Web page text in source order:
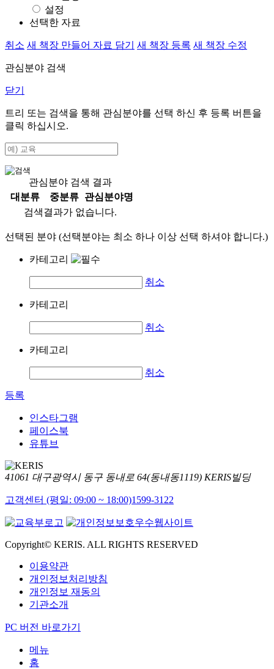
설정
선택한 자료
취소 새 책장 만들어 자료 담기 새 책장 등록 새 책장 수정
관심분야 검색
닫기
트리 또는 검색을 통해 관심분야를 선택 하신 후 등록 버튼을
클릭 하십시오.
관심분야 검색 결과
대분류
중분류
관심분야명
검색결과가 없습니다.
선택된 분야 (선택분야는 최소 하나 이상 선택 하셔야 합니다.)
카테고리
취소
카테고리
취소
카테고리
취소
등록
인스타그램
페이스북
유튜브
41061 대구광역시 동구 동내로 64(동내동1119) KERIS빌딩
고객센터 (평일: 09:00 ~ 18:00)1599-3122
Copyright© KERIS. ALL RIGHTS RESERVED
이용약관
개인정보처리방침
개인정보 재동의
기관소개
PC 버전 바로가기
메뉴
홈